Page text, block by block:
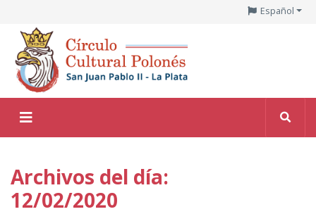
Español
Archivos del día:
12/02/2020